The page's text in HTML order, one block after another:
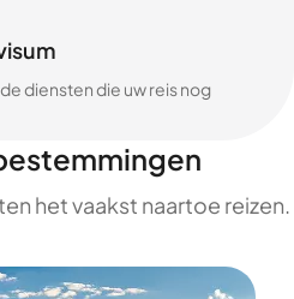
diensten die uw reis nog
het vaakst naartoe reizen.